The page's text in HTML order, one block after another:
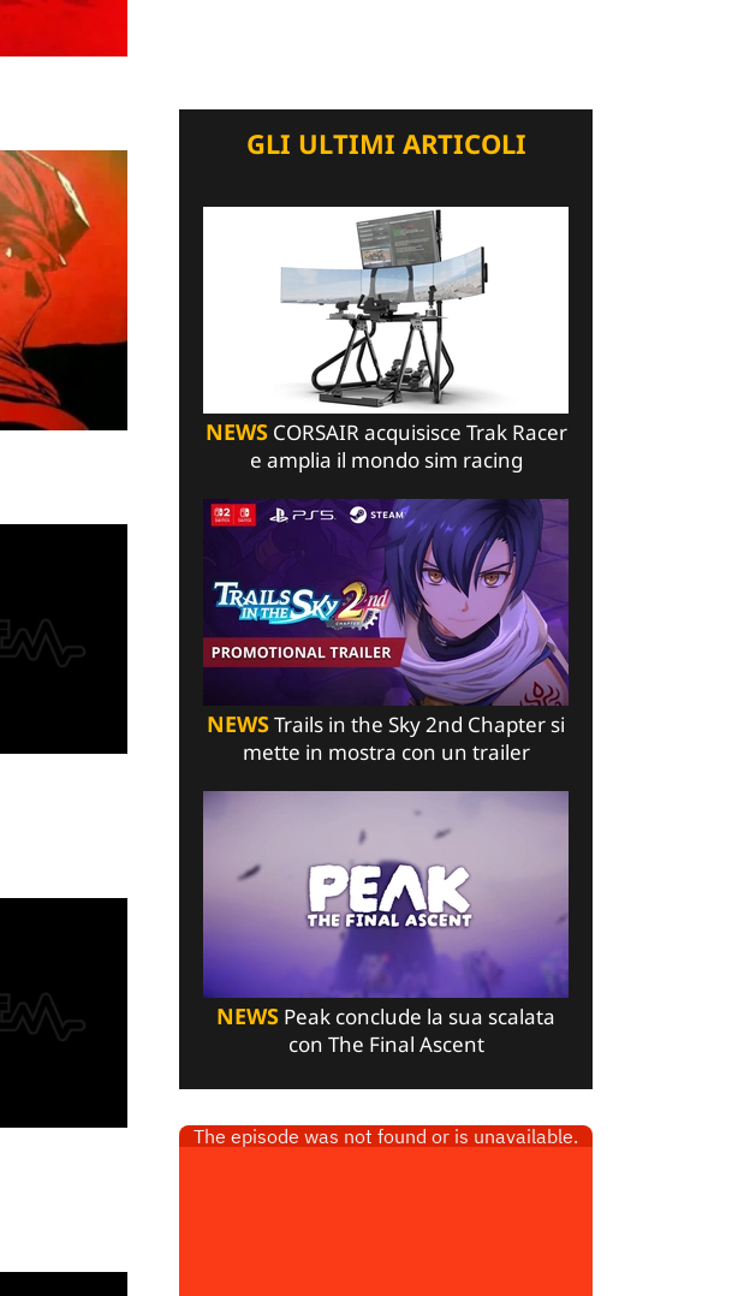
GLI ULTIMI ARTICOLI
NEWSCORSAIR acquisisce Trak Racer
e amplia il mondo sim racing
NEWSTrails in the Sky 2nd Chapter si
mette in mostra con un trailer
NEWS Peak conclude la sua scalata
con The Final Ascent